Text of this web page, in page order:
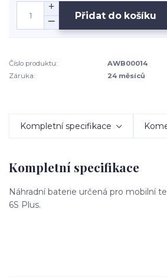
Přidat do košíku
Číslo produktu:
AWB00014
Záruka:
24 měsíců
Kompletní specifikace
Kompletní specifikace
Náhradní baterie určená pro mobilní
6S Plus.